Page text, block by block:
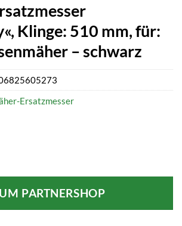
Klinge: 510 mm, für:
– schwarz
PARTNERSHOP
Ersatzmesser